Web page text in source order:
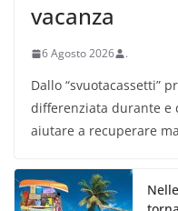
vacanza
6 Agosto 2026 .
Dallo “svuotacassetti”
differenziata durante e
aiutare a recuperare